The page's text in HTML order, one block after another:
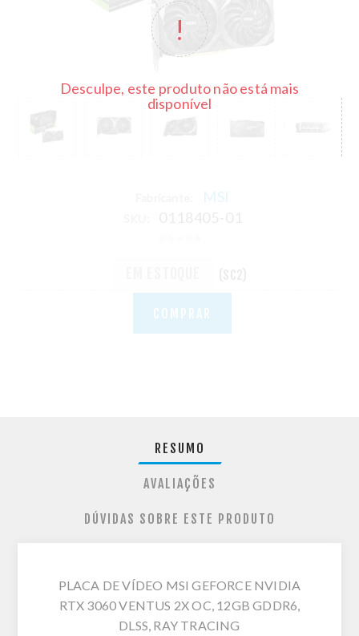
Desculpe, este produto não está mais
disponível
MSI
COMPRAR
RESUMO
AVALIAÇÕES
DÚVIDAS SOBRE ESTE PRODUTO
PLACA DE VÍDEO MSI GEFORCE NVIDIA
RTX 3060 VENTUS 2X OC, 12GB GDDR6,
DLSS, RAY TRACING